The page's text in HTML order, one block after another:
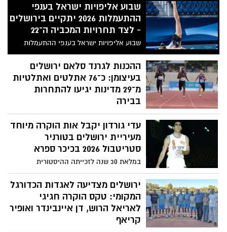
שבוע אליפויות ישראל בענפי
ההתעמלות 2026 יתקיים בירושלים
- לצד תחרויות המכביה ה־22
שבוע אליפויות ישראל בענפי ההתעמלות
יתקיים בין התאריכים 6–13 ביולי 2026, בהיכל
הפיס ארנה בירושלים. כניסה לקהל הרחב
חופשית
ההכנות לגרנד סלאם ירושלים
בעיצומן: כ־76 אתלטים ואתלטיות
מ־29 מדינות יגיעו להתחרות
בבירה
ההכנות לגרנד סלאם ירושלים 2026 נכנסות
לישורת האחרונה לקראת התחרות
ביוני, באצטדיון הלאומי בגבעת רם בירושלים.
עדי גורדון יקבל אות הוקרה מיוחד
מעיריית ירושלים בטורניר
סטריטבול 2026 בכיכר ספרא
במלאת 30 שנה לזכייתה ההיסטורית
הראשונה של הפועל ירושלים בגביע המדינה,
הסמל של הפועל ושחקן העבר שנחשב לאחד
מגדולי הכדורסלנים בארץ, יקבל אות הוקרה
על "מורשת של מצוינות, מנהיגות, ווינריות,
הקרבה, נתינה ואהבת אמת". גורדון יקבל את
אות ההוקרה המיוחד מראש העיר ירושלים
ירושלים מצדיעה לאגדות הכדורגל
המקומי: טקס הוקרה חגיגי
לאריאל הרוש, דן איינבינדר ואופיר
קריאף